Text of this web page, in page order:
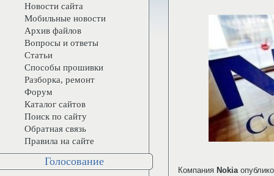
Компания Nokia
Новости сайта
Мобильные новости
Архив файлов
Вопросы и ответы
Статьи
Способы прошивки
Разборка, ремонт
Форум
Каталог сайтов
Поиск по сайту
Обратная связь
Правила на сайте
Голосование